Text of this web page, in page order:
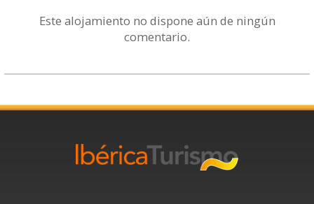
Este alojamiento no dispone aún de ningún
comentario.